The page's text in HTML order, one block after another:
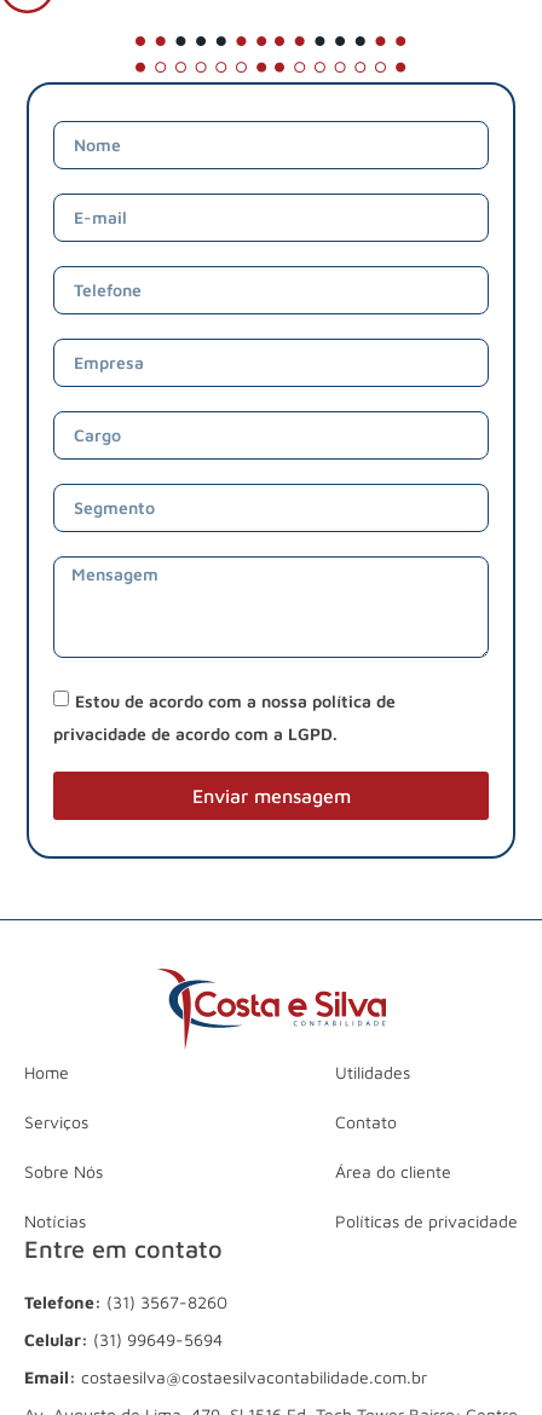
Estou de acordo com a nossa política de
privacidade de acordo com a LGPD.
Enviar mensagem
Home
Serviços
Sobre Nós
Notícias
Utilidades
Contato
Área do cliente
Políticas de privacidade
Entre em contato
Telefone: (31) 3567-8260
Celular: (31) 99649-5694
Email: costaesilva@costaesilvacontabilidade.com.br